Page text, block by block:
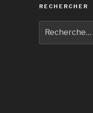
RECHERCHER
pour
: